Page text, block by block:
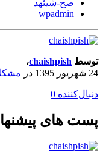
صح-شیئهد
wpadmin
توسط chaishpish،
24 شهریور 1395
در
دنبال‌کننده 0
پست های